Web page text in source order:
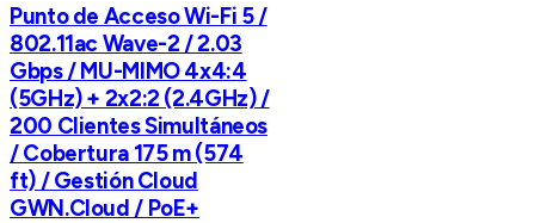
Punto de Acceso Wi-Fi 5 /
802.11ac Wave-2 / 2.03
Gbps / MU-MIMO 4x4:4
(5GHz) + 2x2:2 (2.4GHz) /
200 Clientes Simultáneos
/ Cobertura 175 m (574
ft) / Gestión Cloud
GWN.Cloud / PoE+